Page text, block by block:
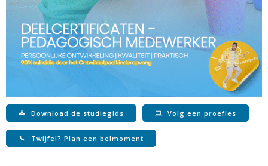
Download de studiegids Volg een proefles
Twijfel? Plan een belmoment